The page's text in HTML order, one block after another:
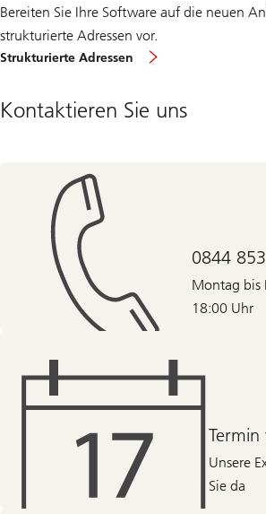
Bereiten Sie Ihre Software auf die neuen
strukturierte Adressen vor.
Strukturierte Adressen
Kontaktieren Sie uns
0844
Montag bis
18:00 Uhr
Termin
Unsere
Sie da